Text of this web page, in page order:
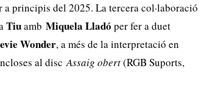
a principis del 2025. La tercera col·laboració
TiuambMiquela Lladó per fer a duet
Wonder, a més de la interpretació en
al discAssaig obert(RGB Suports,